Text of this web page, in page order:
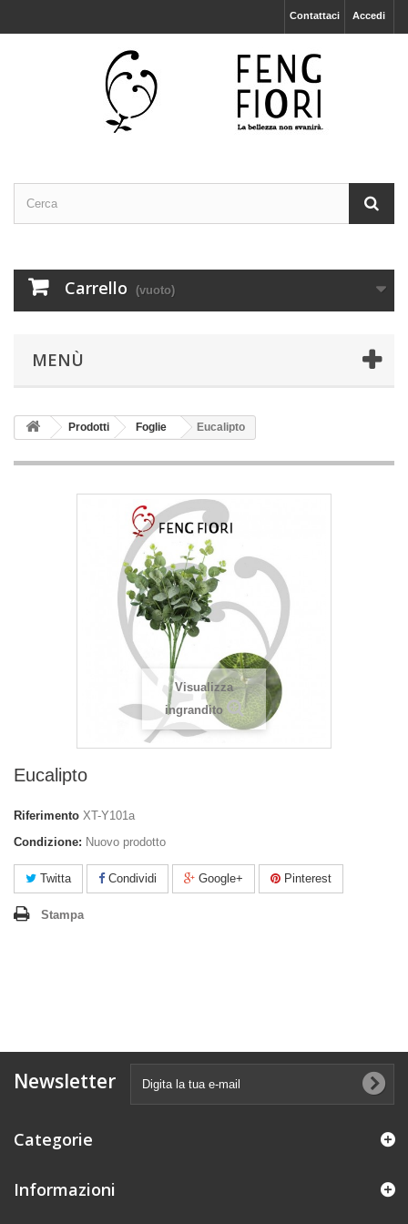
Accedi
Contattaci
Carrello (vuoto)
MENÙ
Prodotti Foglie Eucalipto
Visualizza
ingrandito
Eucalipto
Riferimento XT-Y101a
Condizione: Nuovo prodotto
Twitta Condividi Google+ Pinterest
Stampa
Newsletter
Categorie
Informazioni